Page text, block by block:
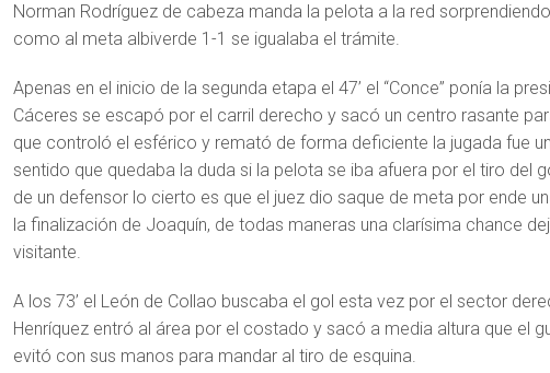
Norman Rodríguez de cabeza manda la pelota a la red
como al meta albiverde 1-1 se igualaba el trámite.
Apenas en el inicio de la segunda etapa el 47’ el “Conce” ponía la
Cáceres se escapó por el carril derecho y sacó un centro rasante
que controló el esférico y remató de forma deficiente la jugada fue
sentido que quedaba la duda si la pelota se iba afuera por el tiro del
de un defensor lo cierto es que el juez dio saque de meta por ende
la finalización de Joaquín, de todas maneras una clarísima chance
visitante.
A los 73’ el León de Collao buscaba el gol esta vez por el sector
Henríquez entró al área por el costado y sacó a media altura que el
evitó con sus manos para mandar al tiro de esquina.